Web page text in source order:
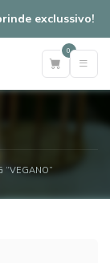
exclussivo!
0
“VEGANO”